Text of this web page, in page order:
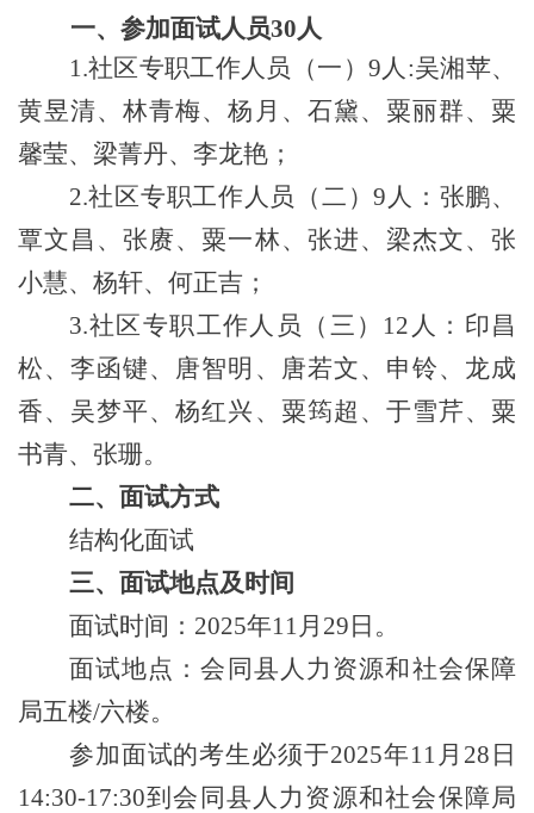
一、参加面试人员30 人
1.社区专职工作人员（一） 9人 :吴湘苹、
黄昱清、林青梅、杨月、石黛、粟丽群、粟
馨莹、梁菁丹、李龙艳；
2.社区专职工作人员（二）9 人：张鹏、
覃文昌、张赓、粟一林、张进、梁杰文、张
小慧、杨轩、何正吉；
3.社区专职工作人员（三）12人：印昌
松、李函键、唐智明、唐若文、申铃、龙成
香、吴梦平、杨红兴、粟筠超、于雪芹、粟
书青、张珊。
二、 面试方式
结构化面试
三、 面试地点及时间
面试时间： 2025年11 月 29 日。
面试地点：会同县人力资源和社会保障
局五楼/六楼。
参加面试的考生必须于2025年11 月 28 日
14:30-17:30到会同县人力资源和社会保障局